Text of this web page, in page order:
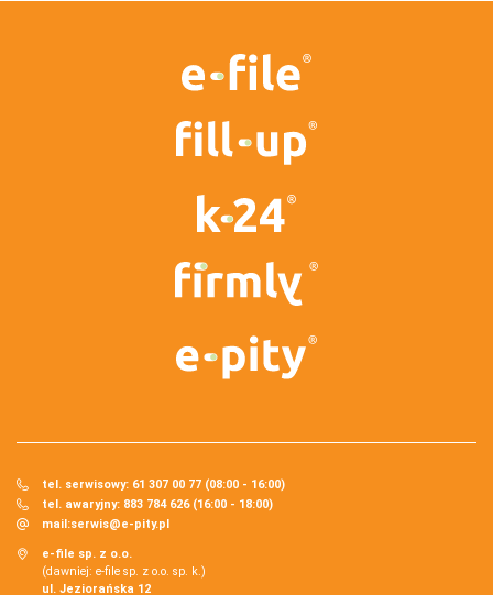
tel. serwisowy: 61 307 00 77 (08:00 - 16:00)
tel. awaryjny: 883 784 626 (16:00 - 18:00)
mail:serwis@e-pity.pl
e-file sp. z o.o.
(dawniej: e-file sp. z o.o. sp. k.)
ul. Jeziorańska 12